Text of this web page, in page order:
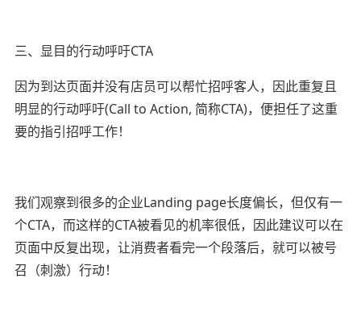
三、显目的行动呼吁CTA
因为到达页面并没有店员可以帮忙招呼客人，因此重复且
明显的行动呼吁(Call to Action, 简称CTA)，便担任了这重
要的指引招呼工作！
我们观察到很多的企业Landing page长度偏长，但仅有一
个CTA，而这样的CTA被看见的机率很低，因此建议可以在
页面中反复出现，让消费者看完一个段落后，就可以被号
召（刺激）行动！